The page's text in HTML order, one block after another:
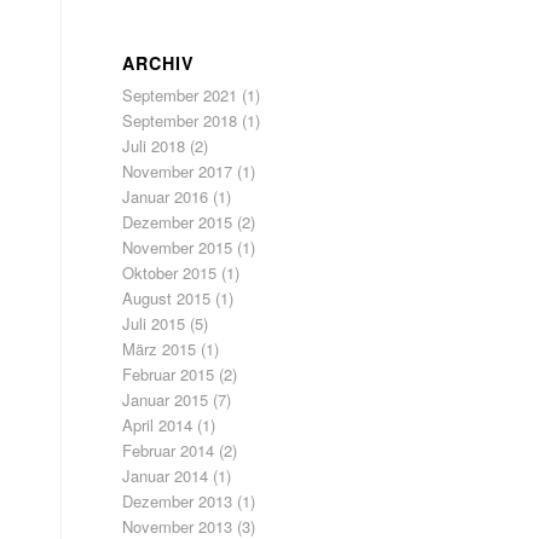
ARCHIV
September 2021 (1)
September 2018 (1)
Juli 2018 (2)
November 2017 (1)
Januar 2016 (1)
Dezember 2015 (2)
November 2015 (1)
Oktober 2015 (1)
August 2015 (1)
Juli 2015 (5)
März 2015 (1)
Februar 2015 (2)
Januar 2015 (7)
April 2014 (1)
Februar 2014 (2)
Januar 2014 (1)
Dezember 2013 (1)
November 2013 (3)